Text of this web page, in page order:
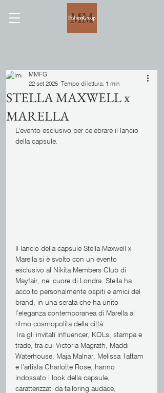
STELLA MAXWELL x
MARELLA
MMFG
22 set 2025 Tempo di lettura: 1 min
L'evento esclusivo per celebrare il lancio
della capsule.
Il lancio della capsule Stella Maxwell x
Marella si è svolto con un evento
esclusivo al Nikita Members Club di
Mayfair, nel cuore di Londra. Stella ha
accolto personalmente ospiti e amici del
brand, in una serata che ha unito
l’eleganza contemporanea di Marella al
ritmo cosmopolita della città.
Tra gli invitati influencer, KOLs, stampa e
trade, tra cui Victoria Magrath, Maddi
Waterhouse, Maja Malnar, Melissa Tattam
e l’artista Charlotte Rose, hanno
indossato i look della capsule,
caratterizzati da tailoring audace,